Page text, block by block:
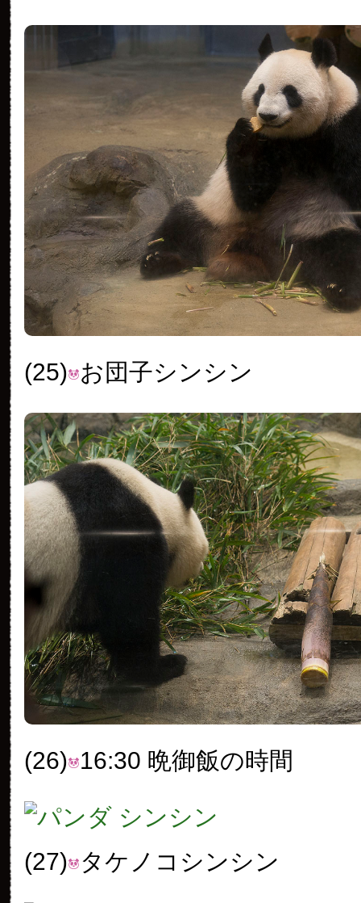
(25) お団子シンシン
(26) 16:30 晩御飯の時間
(27) タケノコシンシン